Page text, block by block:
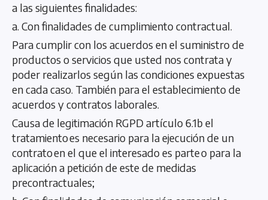
a las siguientes finalidades:
a. Con finalidades de cumplimiento contractual.
Para cumplir con los acuerdos en el suministro de
productos o servicios que usted nos contrata y
poder realizarlos según las condiciones expuestas
en cada caso. También para el establecimiento de
acuerdos y contratos laborales.
Causa de legitimación RGPD artículo 6.1b el
tratamiento es necesario para la ejecución de un
contrato en el que el interesado es parte o para la
aplicación a petición de este de medidas
precontractuales;